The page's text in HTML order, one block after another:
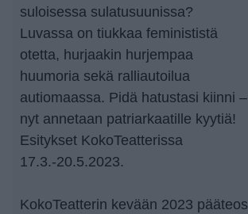
suloisessa sulatusuunissa?
Luvassa on tiukkaa feminististä
otetta, hurjaakin hurjempaa
huumoria sekä ralliautoilua
autiomaassa. Pidä hatustasi kiinni –
nyt annetaan patriarkaatille kyytiä!
Esitykset KokoTeatterissa
17.3.-20.5.2023.
KokoTeatterin kevään 2023 pääteos